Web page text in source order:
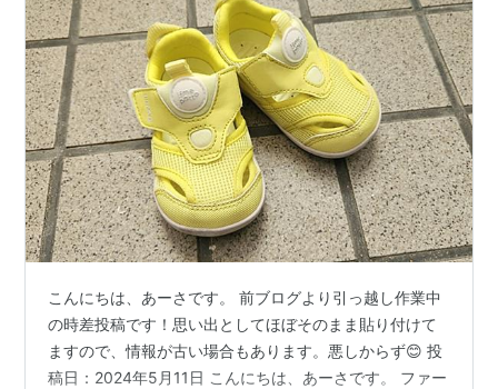
こんにちは、あーさです。 前ブログより引っ越し作業中
の時差投稿です！思い出としてほぼそのまま貼り付けて
ますので、情報が古い場合もあります。悪しからず😊 投
稿日：2024年5月11日 こんにちは、あーさです。 ファー